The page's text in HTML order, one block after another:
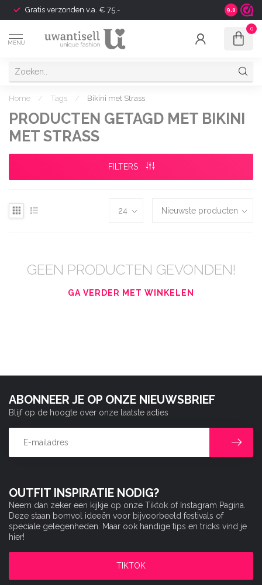
Gratis verzonden v.a. € 75,- Shipping
9.0
MENU
0
Home / Tags / Bikini met Strass
PRODUCTEN GETAGD MET BIKINI
MET STRASS
FILTERS
GEEN PRODUCTEN GEVONDEN!
GA VERDER MET WINKELEN
OUTFIT INSPIRATIE NODIG?
Neem dan zeker een kijkje op onze Tiktok of Instagram Pagina.
Deze staan bomvol ideeën voor bijvoorbeeld festivals of
speciale gelegenheden. Maar ook handige tips en tricks vind je
hier!
TIKTOK
ABONNEER JE OP ONZE NIEUWSBRIEF
Blijf op de hoogte over onze laatste acties